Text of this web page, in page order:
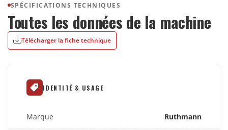
SPÉCIFICATIONS TECHNIQUES
Toutes les données de la machine
Télécharger la fiche technique
IDENTITÉ & USAGE
Marque Ruthmann